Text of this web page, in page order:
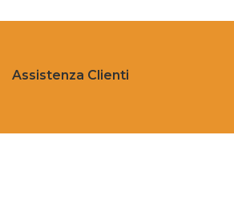
Assistenza Clienti